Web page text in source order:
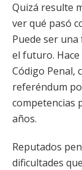
Quizá resulte
ver qué pasó
Puede ser
el futuro.
Código Penal,
referéndum
competencias
años.
Reputados
dificultades